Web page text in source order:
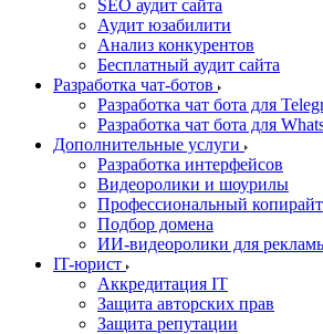
SEO аудит сайта
Аудит юзабилити
Анализ конкурентов
Бесплатный аудит сайта
Разработка чат-ботов
Разработка чат бота для
Разработка чат бота для
Дополнительные услуги
Разработка интерфейсов
Видеоролики и шоурилы
Профессиональный
Подбор домена
ИИ-видеоролики для
IT-юрист
Аккредитация IT
Защита авторских прав
Защита репутации